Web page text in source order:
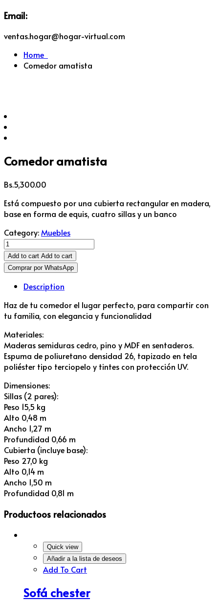
Email:
ventas.hogar@hogar-virtual.com
Home
Comedor amatista
Comedor amatista
Bs.5,300.00
Está compuesto por una cubierta rectangular en madera,
base en forma de equis, cuatro sillas y un banco
Category:Muebles
Comedor
amatista
Cantidad
Add to cart Add to cart
Comprar por WhatsApp
Description
Haz de tu comedor el lugar perfecto, para compartir con
tu familia, con elegancia y funcionalidad
Materiales:
Maderas semiduras cedro, pino y MDF en sentaderos.
Espuma de poliuretano densidad 26, tapizado en tela
poliéster tipo terciopelo y tintes con protección UV.
Dimensiones:
Sillas (2 pares):
Peso 15,5 kg
Alto 0,48 m
Ancho 1,27 m
Profundidad 0,66 m
Cubierta (incluye base):
Peso 27,0 kg
Alto 0,14 m
Ancho 1,50 m
Profundidad 0,81 m
Productoos relacionados
Quick view
Añadir a la lista de deseos
Add To Cart
Sofá chester